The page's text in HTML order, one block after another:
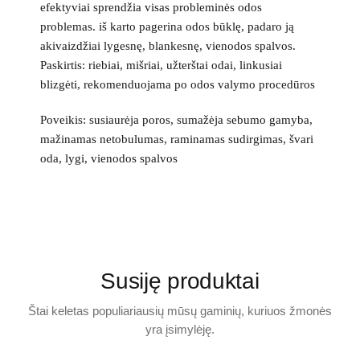
efektyviai sprendžia visas probleminės odos
problemas. iš karto pagerina odos būklę, padaro ją
akivaizdžiai lygesnę, blankesnę, vienodos spalvos.
Paskirtis: riebiai, mišriai, užterštai odai, linkusiai
blizgėti, rekomenduojama po odos valymo procedūros
Poveikis: susiaurėja poros, sumažėja sebumo gamyba,
mažinamas netobulumas, raminamas sudirgimas, švari
oda, lygi, vienodos spalvos
Susiję produktai
Štai keletas populiariausių mūsų gaminių, kuriuos žmonės
yra įsimylėję.